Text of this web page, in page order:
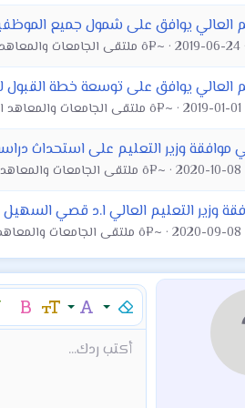
العالي يوافق على شمول جميع
2019-06-24 ~¤ô ملتقى الجامعات والمعاهد العراقية العام ô¤~
العالي يوافق على توسعة خطة القبول
2019-01-01 ~¤ô ملتقى الجامعات والمعاهد العراقية العام ô¤~
وزير التعليم على استحداث
2020-10-08 ~¤ô ملتقى الجامعات والمعاهد العراقية العام ô¤~
وزير التعليم العالي ا.د قصي السهيل
2020-09-08 ~¤ô ملتقى الجامعات والمعاهد العراقية العام ô¤~
إزالة التنسيقعائلة الخط
Arial
Book Antiqua
حجم الخط
9
10
غامق
نص مخفي مضمن
إقتباسشراء المنتجMod:Alert
Mod:Warning
Mod:Infoإدراج خط أفقي
محتوى مخفي
كودأكتب ردك...